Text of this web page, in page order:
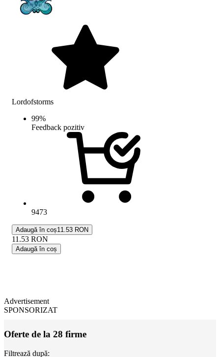
Lordofstorms
99%
Feedback pozitiv
9473
Adaugă în coș11.53 RON
11.53 RON
Adaugă în coș
Advertisement
SPONSORIZAT
Oferte de la 28 firme
Filtrează după: